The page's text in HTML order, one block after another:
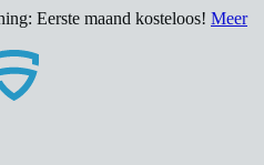
Eerste maand kosteloos! Meer